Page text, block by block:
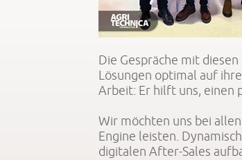
Die Gespräche mit
Lösungen optimal auf
Arbeit: Er hilft uns, einen
Wir möchten uns bei
Engine leisten.
digitalen After-Sales